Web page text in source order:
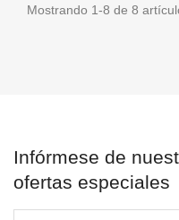
Mostrando 1-8 de 8
Infórmese de
ofertas especiales